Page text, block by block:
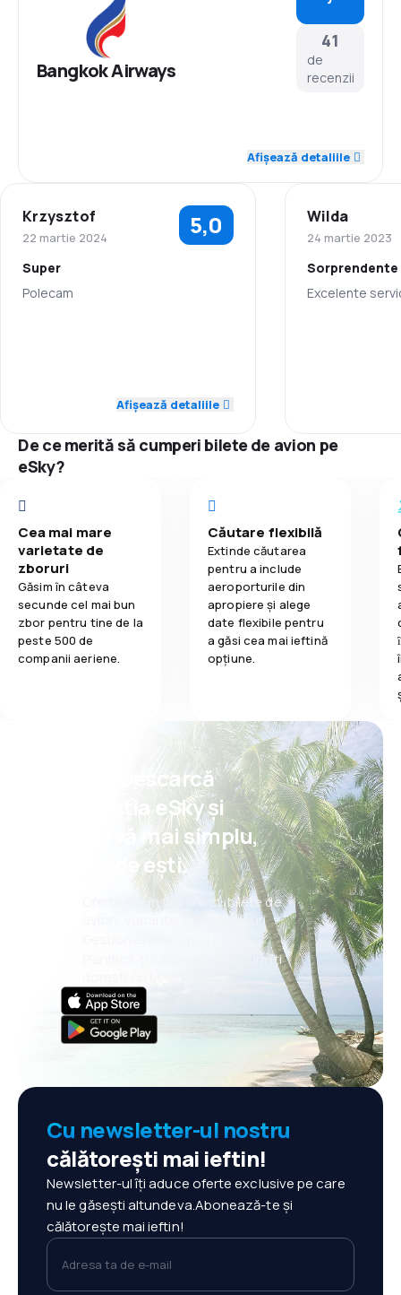
Bangkok Airways
41
de
recenzii
Rețeaua de conexiuni 4,4
Prețul biletelor 3,9
Afișează detaliile
Krzysztof
22 martie 2024 5,0
Super
Polecam
Prețul biletelor
5,0
Transportul bagajelor 5,0
Mâncare 5,0
Afișează detaliile
Wilda
24 martie 2023
Sorprendente
Excelente
Confort în
Transportul
De ce merită să cumperi bilete de avion pe
eSky?
Cea mai mare
varietate de
zboruri
Găsim în câteva
secunde cel mai bun
zbor pentru tine de la
peste 500 de
companii aeriene.
Căutare flexibilă
Extinde căutarea
pentru a include
aeroporturile din
apropiere și alege
date flexibile pentru
a găsi cea mai ieftină
opțiune.
Psst! Descarcă
aplicația eSky și
rezervă mai simplu,
oriunde ești.
Oferte noi în fiecare zi: bilete de
avion, vacanțe, city break-uri
Planifică-ți călătoriile așa cum îți
Cu newsletter-ul nostru
călătorești mai ieftin!
Newsletter-ul îți aduce oferte exclusive pe care
nu le găsești altundeva.Abonează-te și
călătorește mai ieftin!
Adresa ta de e-mail